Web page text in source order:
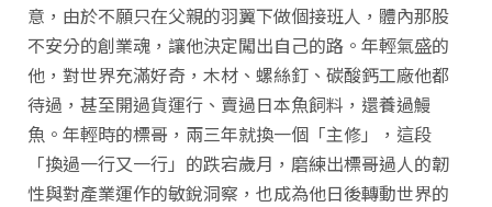
意，由於不願只在父親的羽翼下做個接班人，體內那股
不安分的創業魂，讓他決定闖出自己的路。年輕氣盛的
他，對世界充滿好奇，木材、螺絲釘、碳酸鈣工廠他都
待過，甚至開過貨運行、賣過日本魚飼料，還養過鰻
魚。年輕時的標哥，兩三年就換一個「主修」，這段
「換過一行又一行」的跌宕歲月，磨練出標哥過人的韌
性與對產業運作的敏銳洞察，也成為他日後轉動世界的